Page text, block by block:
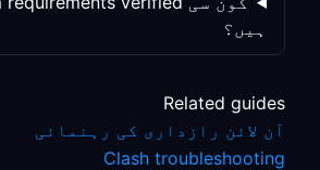
ہیں؟
Related guides
آن لائن رازداری کی رہنمائی
Clash troubleshooting